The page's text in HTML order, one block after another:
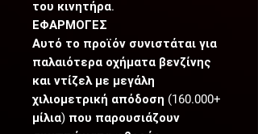
του κινητήρα.
ΕΦΑΡΜΟΓΕΣ
Αυτό το προϊόν συνιστάται για
παλαιότερα οχήματα βενζίνης
και ντίζελ με μεγάλη
χιλιομετρική απόδοση (160.000+
μίλια) που παρουσιάζουν